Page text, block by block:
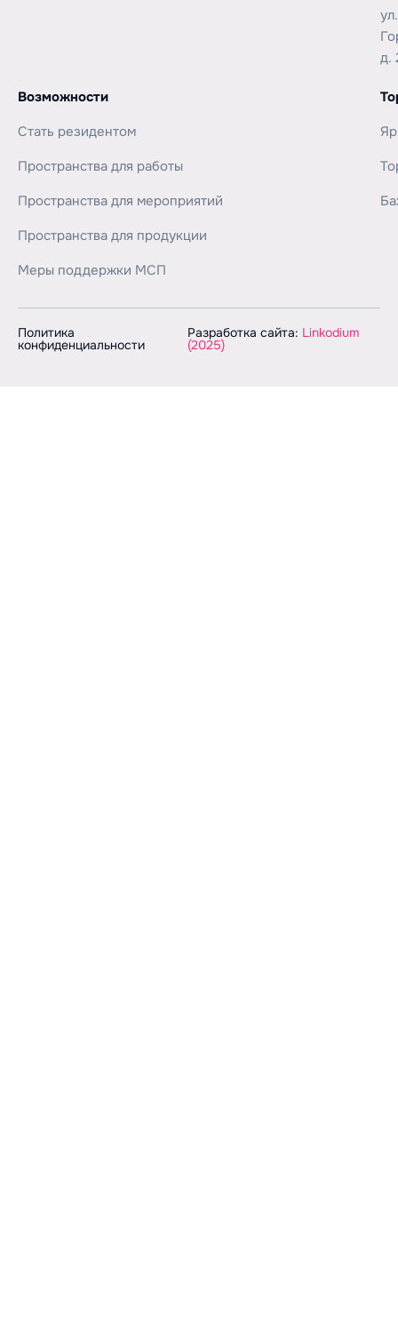
д.
Возможности
Стать резидентом
Пространства для работы
Пространства для мероприятий
Пространства для продукции
Меры поддержки МСП
Политика
конфиденциальности
Разработка сайта: Linkodium
(2025)